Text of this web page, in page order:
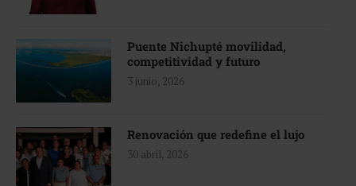
Puente Nichupté movilidad,
competitividad y futuro
3 junio, 2026
Renovación que redefine el lujo
30 abril, 2026